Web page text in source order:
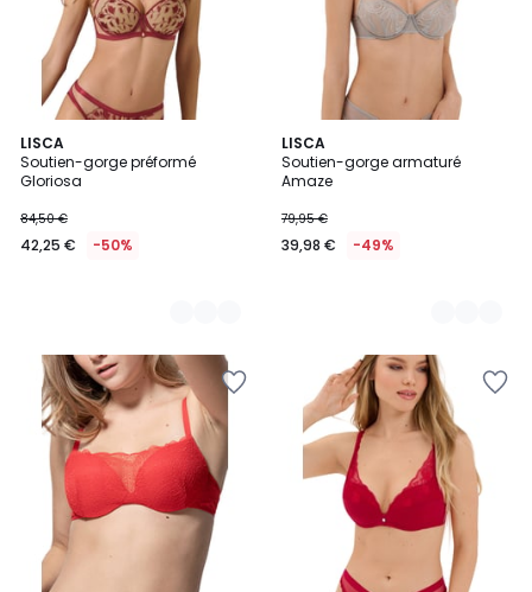
LISCA
Soutien-gorge préformé
Gloriosa
84,50 €
42,25 € -50%
2
Couleurs
LISCA
Soutien-gorge armaturé
Amaze
79,95 €
39,98 € -49%
2
Couleurs